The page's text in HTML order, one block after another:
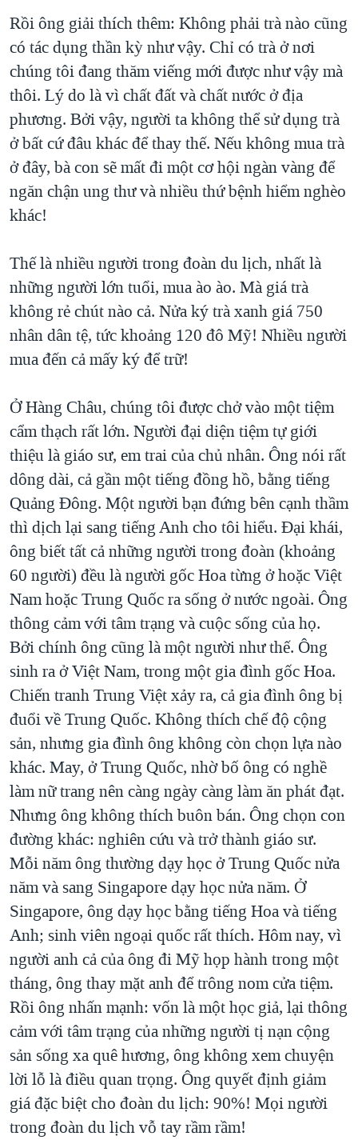
Rồi ông giải thích thêm: Không phải trà nào cũng
có tác dụng thần kỳ như vậy. Chỉ có trà ở nơi
chúng tôi đang thăm viếng mới được như vậy mà
thôi. Lý do là vì chất đất và chất nước ở địa
phương. Bởi vậy, người ta không thể sử dụng trà
ở bất cứ đâu khác để thay thế. Nếu không mua trà
ở đây, bà con sẽ mất đi một cơ hội ngàn vàng để
ngăn chận ung thư và nhiều thứ bệnh hiểm nghèo
khác!
Thế là nhiều người trong đoàn du lịch, nhất là
những người lớn tuổi, mua ào ào. Mà giá trà
không rẻ chút nào cả. Nửa ký trà xanh giá 750
nhân dân tệ, tức khoảng 120 đô Mỹ! Nhiều người
mua đến cả mấy ký để trữ!
Ở Hàng Châu, chúng tôi được chở vào một tiệm
cẩm thạch rất lớn. Người đại diện tiệm tự giới
thiệu là giáo sư, em trai của chủ nhân. Ông nói rất
dông dài, cả gần một tiếng đồng hồ, bằng tiếng
Quảng Đông. Một người bạn đứng bên cạnh thầm
thì dịch lại sang tiếng Anh cho tôi hiểu. Đại khái,
ông biết tất cả những người trong đoàn (khoảng
60 người) đều là người gốc Hoa từng ở hoặc Việt
Nam hoặc Trung Quốc ra sống ở nước ngoài. Ông
thông cảm với tâm trạng và cuộc sống của họ.
Bởi chính ông cũng là một người như thế. Ông
sinh ra ở Việt Nam, trong một gia đình gốc Hoa.
Chiến tranh Trung Việt xảy ra, cả gia đình ông bị
đuổi về Trung Quốc. Không thích chế độ cộng
sản, nhưng gia đình ông không còn chọn lựa nào
khác. May, ở Trung Quốc, nhờ bố ông có nghề
làm nữ trang nên càng ngày càng làm ăn phát đạt.
Nhưng ông không thích buôn bán. Ông chọn con
đường khác: nghiên cứu và trở thành giáo sư.
Mỗi năm ông thường dạy học ở Trung Quốc nửa
năm và sang Singapore dạy học nửa năm. Ở
Singapore, ông dạy học bằng tiếng Hoa và tiếng
Anh; sinh viên ngoại quốc rất thích. Hôm nay, vì
người anh cả của ông đi Mỹ họp hành trong một
tháng, ông thay mặt anh để trông nom cửa tiệm.
Rồi ông nhấn mạnh: vốn là một học giả, lại thông
cảm với tâm trạng của những người tị nạn cộng
sản sống xa quê hương, ông không xem chuyện
lời lỗ là điều quan trọng. Ông quyết định giảm
giá đặc biệt cho đoàn du lịch: 90%! Mọi người
trong đoàn du lịch vỗ tay rầm rầm!